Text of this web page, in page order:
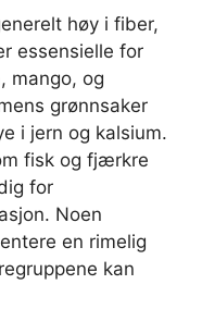
høy i fiber,
essensielle for
mango, og
grønnsaker
i jern og kalsium.
fisk og fjærkre
for
Noen
en rimelig
kan